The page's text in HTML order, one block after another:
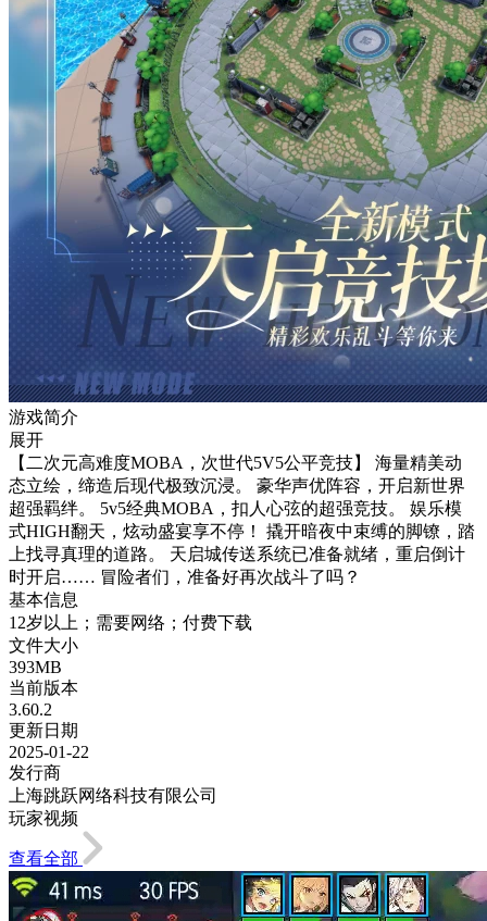
游戏简介
展开
【二次元高难度MOBA，次世代5V5公平竞技】 海量精美动
态立绘，缔造后现代极致沉浸。 豪华声优阵容，开启新世界
超强羁绊。 5v5经典MOBA，扣人心弦的超强竞技。 娱乐模
式HIGH翻天，炫动盛宴享不停！ 撬开暗夜中束缚的脚镣，踏
上找寻真理的道路。 天启城传送系统已准备就绪，重启倒计
时开启…… 冒险者们，准备好再次战斗了吗？
基本信息
12岁以上；需要网络；付费下载
文件大小
393MB
当前版本
3.60.2
更新日期
2025-01-22
发行商
上海跳跃网络科技有限公司
玩家视频
查看全部